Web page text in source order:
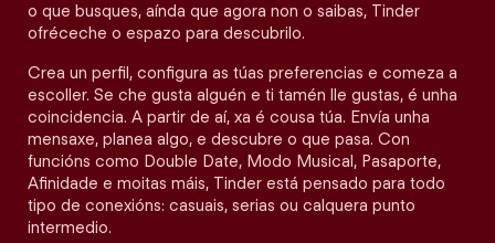
o que busques, aínda que agora non o saibas, Tinder
ofréceche o espazo para descubrilo.
Crea un perfil, configura as túas preferencias e comeza a
escoller. Se che gusta alguén e ti tamén lle gustas, é unha
coincidencia. A partir de aí, xa é cousa túa. Envía unha
mensaxe, planea algo, e descubre o que pasa. Con
funcións como Double Date, Modo Musical, Pasaporte,
Afinidade e moitas máis, Tinder está pensado para todo
tipo de conexións: casuais, serias ou calquera punto
intermedio.